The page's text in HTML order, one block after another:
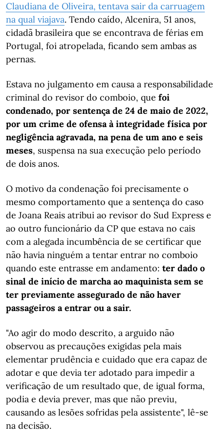
Claudiana de Oliveira, tentava sair da carruagem
na qual viajava. Tendo caído, Alcenira, 51 anos,
cidadã brasileira que se encontrava de férias em
Portugal, foi atropelada, ficando sem ambas as
pernas.
Estava no julgamento em causa a responsabilidade
criminal do revisor do comboio, que foi
condenado, por sentença de 24 de maio de 2022,
por um crime de ofensa à integridade física por
negligência agravada, na pena de um ano e seis
meses, suspensa na sua execução pelo período
de dois anos.
O motivo da condenação foi precisamente o
mesmo comportamento que a sentença do caso
de Joana Reais atribui ao revisor do Sud Express e
ao outro funcionário da CP que estava no cais
com a alegada incumbência de se certificar que
não havia ninguém a tentar entrar no comboio
quando este entrasse em andamento: ter dado o
sinal de início de marcha ao maquinista sem se
ter previamente assegurado de não haver
passageiros a entrar ou a sair.
"Ao agir do modo descrito, a arguido não
observou as precauções exigidas pela mais
elementar prudência e cuidado que era capaz de
adotar e que devia ter adotado para impedir a
verificação de um resultado que, de igual forma,
podia e devia prever, mas que não previu,
causando as lesões sofridas pela assistente", lê-se
na decisão.